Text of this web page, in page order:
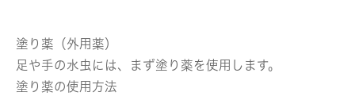
塗り薬（外用薬）
足や手の水虫には、まず塗り薬を使用します。
塗り薬の使用方法